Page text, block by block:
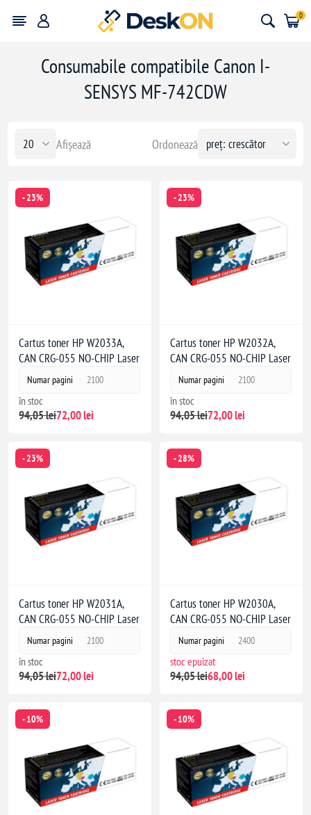
0
Consumabile compatibile Canon I-
SENSYS MF-742CDW
Ordonează
Afișează
- 23%
Cartus toner HP W2033A,
CAN CRG-055 NO-CHIP Laser
Numar pagini 2100
în stoc
94,05 lei72,00 lei
- 23%
Cartus toner HP W2032A,
CAN CRG-055 NO-CHIP Laser
Numar pagini 2100
în stoc
94,05 lei72,00 lei
- 23%
Cartus toner HP W2031A,
CAN CRG-055 NO-CHIP Laser
Numar pagini 2100
în stoc
94,05 lei72,00 lei
- 28%
Cartus toner HP W2030A,
CAN CRG-055 NO-CHIP Laser
Numar pagini 2400
stoc epuizat
94,05 lei68,00 lei
- 10% - 10%